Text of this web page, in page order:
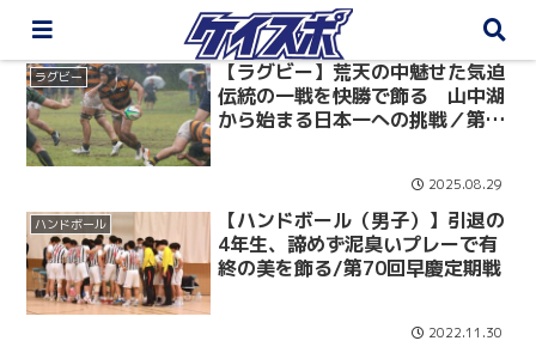
ラグビー
【ラグビー】荒天の中魅せた気迫
伝統の一戦を快勝で飾る 山中湖
から始まる日本一への挑戦／第９
2025.08.29
ハンドボール
【ハンドボール（男子）】引退の
4年生、諦めず泥臭いプレーで有
終の美を飾る/第70回早慶定期戦
2022.11.30